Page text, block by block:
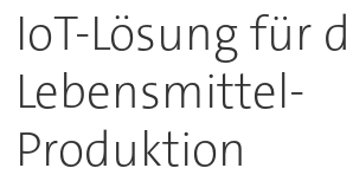
IoT-Lösung für
Lebensmittel-
Produktion